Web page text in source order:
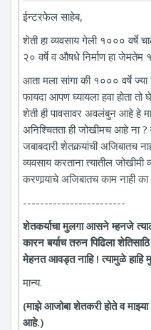
ईन्टरफेल साहेब,
शेती हा व्यवसाय गेली १०००
२० वर्षे व औषधे निर्माण हा जेमतेम
आता मला सांगा की १००० वर्षे
फायदा आपण घ्यायला हवा होता
शेती ही पावसावर अवलंबुन आहे हे
अनिश्चितता ही जोखीमच आहे ना ?
जबाबदारी शेतकर्‍यांची अजिबातच
व्यवसाय करताना त्यातील
करणार्‍याचे अजिबातच काम नाही
------------------------
शेतकर्याचा मुलगा आसने म्हनजे
कारन बर्याच तरुन पिढिला
मेहनत आवड्त नाहि ! त्यामुळे हाहि
मान्य.
(माझे आजोबा शेतकरी होते व
आहे.)